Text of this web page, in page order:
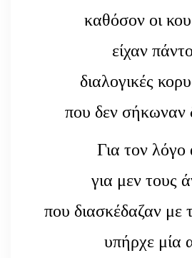
καθόσον οι
είχαν
διαλογικές
που δεν σήκωναν
Για τον λόγο
για μεν τους
που διασκέδαζαν με
υπήρχε μία